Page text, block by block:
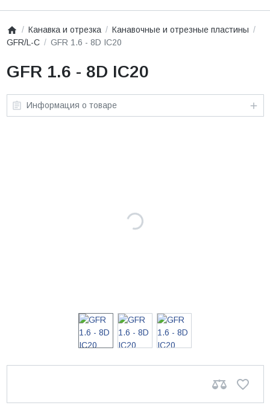
Канавка и отрезка
Канавочные и отрезные пластины
GFR/L-C
GFR 1.6 - 8D IC20
GFR 1.6 - 8D IC20
Информация о товаре